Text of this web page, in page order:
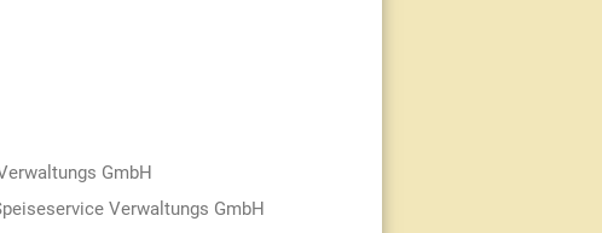
GmbH
Verwaltungs GmbH